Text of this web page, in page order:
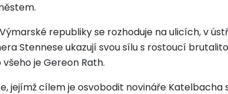
republiky se rozhoduje na ulicích, v
Stennese ukazují svou sílu s rostoucí
je Gereon Rath.
jejímž cílem je osvobodit novináře